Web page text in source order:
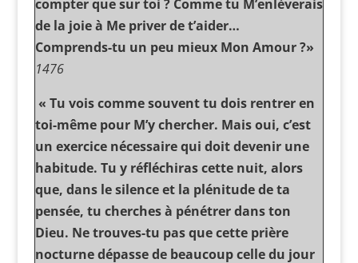
compter que sur toi ? Comme tu M’enlèverais
de la joie à Me priver de t’aider…
Comprends-tu un peu mieux Mon Amour ?»
1476
« Tu vois comme souvent tu dois rentrer en
toi-même pour M’y chercher. Mais oui, c’est
un exercice nécessaire qui doit devenir une
habitude. Tu y réfléchiras cette nuit, alors
que, dans le silence et la plénitude de ta
pensée, tu cherches à pénétrer dans ton
Dieu. Ne trouves-tu pas que cette prière
nocturne dépasse de beaucoup celle du jour